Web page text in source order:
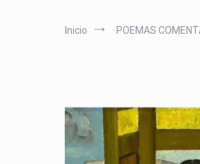
Inicio · POEMAS